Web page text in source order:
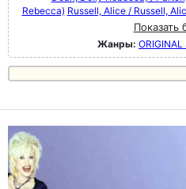
Rebecca) Russell, Alice / Russell,
Показать
Жанры: